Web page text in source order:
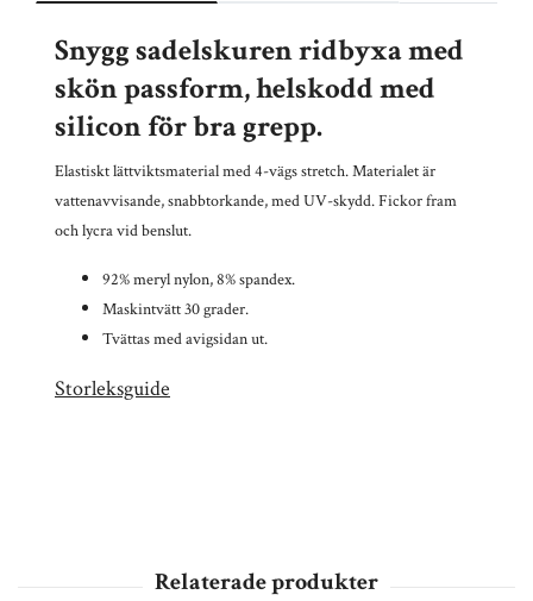
Snygg sadelskuren ridbyxa med
skön passform, helskodd med
silicon för bra grepp.
Elastiskt lättviktsmaterial med 4-vägs stretch. Materialet är
vattenavvisande, snabbtorkande, med UV-skydd. Fickor fram
och lycra vid benslut.
92% meryl nylon, 8% spandex.
Maskintvätt 30 grader.
Tvättas med avigsidan ut.
Storleksguide